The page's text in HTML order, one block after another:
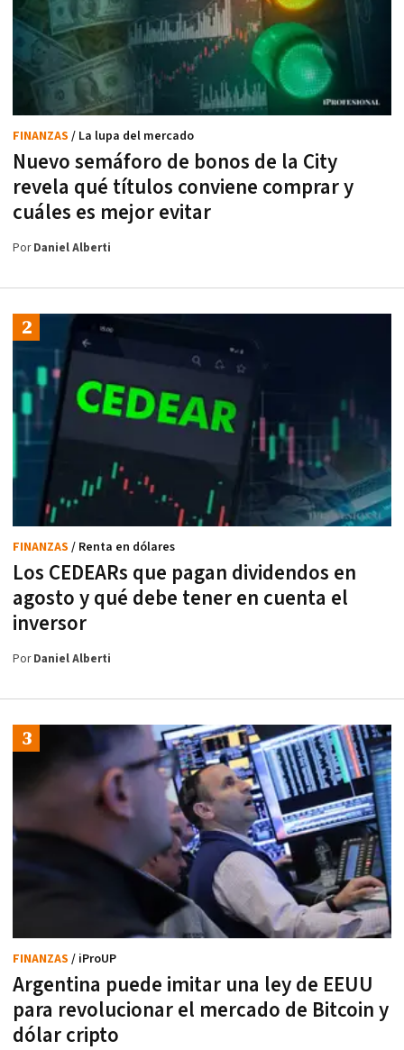
Nuevo semáforo de bonos de la City
revela qué títulos conviene comprar y
cuáles es mejor evitar
FINANZAS / La lupa del mercado
PorDaniel Alberti
Los CEDEARs que pagan dividendos en
agosto y qué debe tener en cuenta el
inversor
FINANZAS / Renta en dólares
PorDaniel Alberti
Argentina puede imitar una ley de EEUU
para revolucionar el mercado de Bitcoin y
dólar cripto
FINANZAS / iProUP